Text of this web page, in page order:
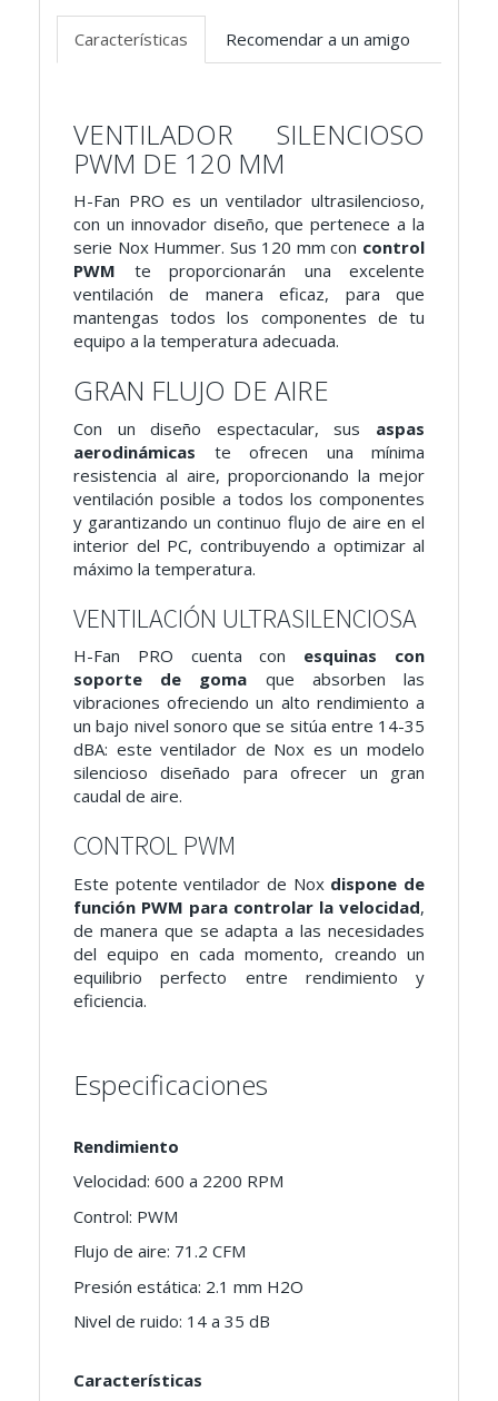
Características Recomendar a un amigo
VENTILADOR SILENCIOSO
PWM DE 120 MM
H-Fan PRO es un ventilador ultrasilencioso,
con un innovador diseño, que pertenece a la
serie Nox Hummer. Sus 120 mm con control
PWM te proporcionarán una excelente
ventilación de manera eficaz, para que
mantengas todos los componentes de tu
equipo a la temperatura adecuada.
GRAN FLUJO DE AIRE
Con un diseño espectacular, sus aspas
aerodinámicas te ofrecen una mínima
resistencia al aire, proporcionando la mejor
ventilación posible a todos los componentes
y garantizando un continuo flujo de aire en el
interior del PC, contribuyendo a optimizar al
máximo la temperatura.
VENTILACIÓN ULTRASILENCIOSA
H-Fan PRO cuenta con esquinas con
soporte de goma que absorben las
vibraciones ofreciendo un alto rendimiento a
un bajo nivel sonoro que se sitúa entre 14-35
dBA: este ventilador de Nox es un modelo
silencioso diseñado para ofrecer un gran
caudal de aire.
CONTROL PWM
Este potente ventilador de Nox dispone de
función PWM para controlar la velocidad,
de manera que se adapta a las necesidades
del equipo en cada momento, creando un
equilibrio perfecto entre rendimiento y
eficiencia.
Especificaciones
Rendimiento
Velocidad: 600 a 2200 RPM
Control: PWM
Flujo de aire: 71.2 CFM
Presión estática: 2.1 mm H2O
Nivel de ruido: 14 a 35 dB
Características